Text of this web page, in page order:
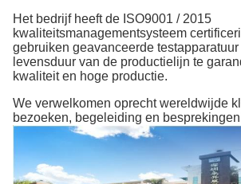
Het bedrijf heeft de ISO9001 / 2015
kwaliteitsmanagementsysteem
gebruiken geavanceerde
levensduur van de productielijn te
kwaliteit en hoge productie.
We verwelkomen oprecht wereldwijde
bezoeken, begeleiding en